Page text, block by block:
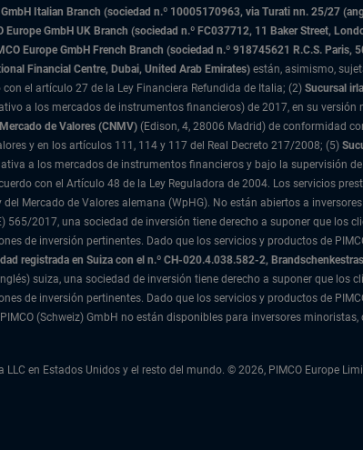
GmbH Italian Branch (sociedad n.º 10005170963, via Turati nn. 25/27
GmbH UK Branch (sociedad n.º FC037712, 11 Baker Street,
Europe GmbH French Branch (sociedad n.º 918745621 R.C.S. Paris,
Financial Centre, Dubai, United Arab Emirates) están, asimismo,
el artículo 27 de la Ley Financiera Refundida de Italia; (2) Sucursal
a los mercados de instrumentos financieros) de 2017, en su versión
de Valores (CNMV) (Edison, 4, 28006 Madrid) de conformidad
y en los artículos 111, 114 y 117 del Real Decreto 217/2008; (5)
a los mercados de instrumentos financieros y bajo la supervisión de
con el Artículo 48 de la Ley Reguladora de 2004. Los servicios
Mercado de Valores alemana (WpHG). No están abiertos a
2017, una sociedad de inversión tiene derecho a suponer que los
de inversión pertinentes. Dado que los servicios y productos de
registrada en Suiza con el n.º CH-020.4.038.582-2,
suiza, una sociedad de inversión tiene derecho a suponer que los
de inversión pertinentes. Dado que los servicios y productos de
(Schweiz) GmbH no están disponibles para inversores
en Estados Unidos y el resto del mundo. © 2026, PIMCO Europe